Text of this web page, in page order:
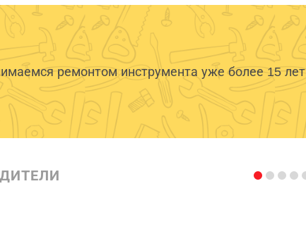
ремонтом инструмента уже более 15 лет